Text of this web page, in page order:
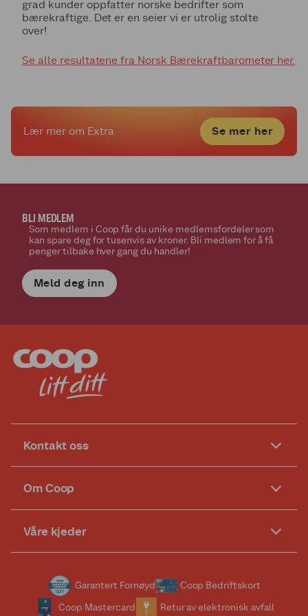
grad kunder oppfatter norske bedrifter som
bærekraftige. Det er en seier vi er utrolig stolte
over!
Se alle resultatene fra Norsk Bærekraftbarometer her.
Lær mer om Extra Se mer her
BLI MEDLEM
Som medlem i Coop får du unike medlemsfordeler som
kan spare deg for tusenvis av kroner. Bli medlem for å få
penger tilbake hver gang du handler!
Meld deg inn
Kontakt oss
Om Coop
Våre kjeder
Garantert Fornøyd
Coop Bedriftskort
Coop Mastercard
Retur av elektronisk avfall